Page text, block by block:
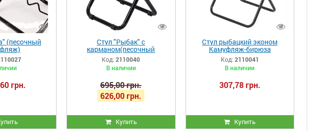
(песочный
грн.
Стул "Рыбак" с
карманом(песочный
камуфляж)
Код: 2110040
В наличии
695,00 грн.
626,00 грн.
Купить
Стул рыбацкий эконом
Камуфляж-бирюза
Код: 2110041
В наличии
307,78 грн.
Купить